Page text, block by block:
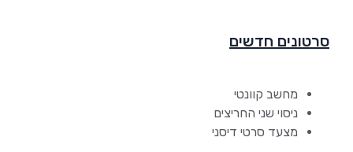
סרטונים חדשים
מחשב קוונטי
ניסוי שני החריצים
מצעד סרטי דיסני